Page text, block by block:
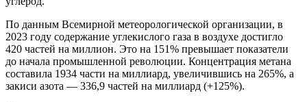
По данным Всемирной метеорологической организации, в
2023 году содержание углекислого газа в воздухе достигло
420 частей на миллион. Это на 151% превышает показатели
до начала промышленной революции. Концентрация метана
составила 1934 части на миллиард, увеличившись на 265%, а
закиси азота — 336,9 частей на миллиард (+125%).